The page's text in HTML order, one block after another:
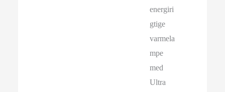
energiri
gtige
varmela
mpe
med
Ultra